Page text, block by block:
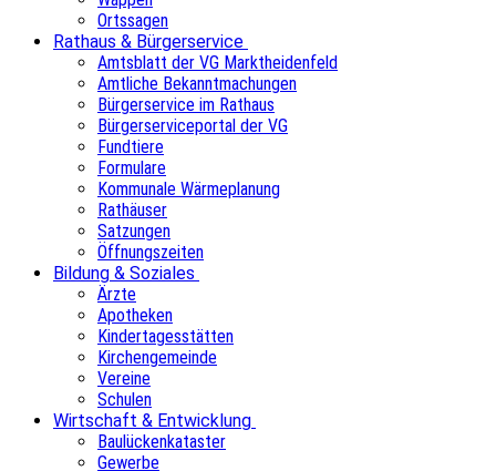
Ortssagen
Rathaus & Bürgerservice
Amtsblatt der VG Marktheidenfeld
Amtliche Bekanntmachungen
Bürgerservice im Rathaus
Bürgerserviceportal der VG
Fundtiere
Formulare
Kommunale Wärmeplanung
Rathäuser
Satzungen
Öffnungszeiten
Bildung & Soziales
Ärzte
Apotheken
Kindertagesstätten
Kirchengemeinde
Vereine
Schulen
Wirtschaft & Entwicklung
Baulückenkataster
Gewerbe